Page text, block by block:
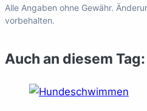
Alle Angaben ohne Gewähr.
vorbehalten.
Auch an diesem Tag: